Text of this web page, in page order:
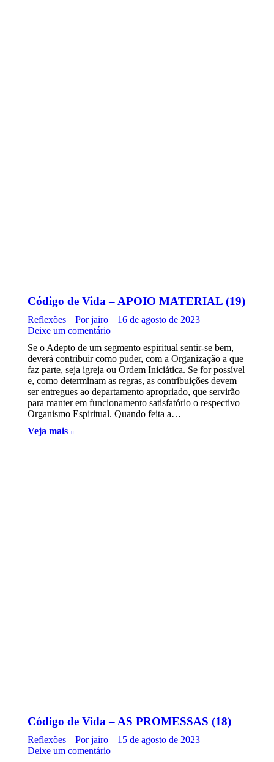
Código de Vida – APOIO MATERIAL (19)
Reflexões Porjairo
16 de agosto de 2023
Deixe um comentário
Se o Adepto de um segmento espiritual sentir-se bem,
deverá contribuir como puder, com a Organização a que
faz parte, seja igreja ou Ordem Iniciática. Se for possível
e, como determinam as regras, as contribuições devem
ser entregues ao departamento apropriado, que servirão
para manter em funcionamento satisfatório o respectivo
Organismo Espiritual. Quando feita a…
Veja mais
Código de Vida – AS PROMESSAS (18)
Reflexões Porjairo
15 de agosto de 2023
Deixe um comentário